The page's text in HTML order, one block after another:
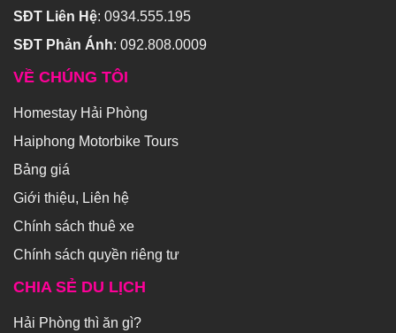
SĐT Liên Hệ: 0934.555.195
SĐT Phản Ánh: 092.808.0009
VỀ CHÚNG TÔI
Homestay Hải Phòng
Haiphong Motorbike Tours
Bảng giá
Giới thiệu, Liên hệ
Chính sách thuê xe
Chính sách quyền riêng tư
CHIA SẺ DU LỊCH
Hải Phòng thì ăn gì?